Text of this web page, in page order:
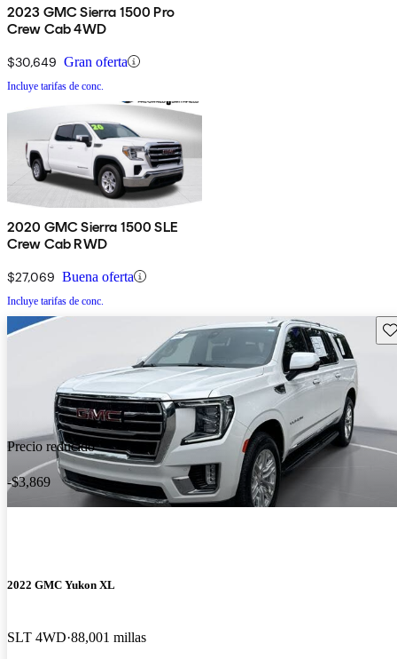
2023 GMC Sierra 1500 Pro
Crew Cab 4WD
$30,649 Gran oferta
Incluye tarifas de conc.
2020 GMC Sierra 1500 SLE
Crew Cab RWD
$27,069 Buena oferta
Incluye tarifas de conc.
Precio reducido
-$3,869
2022 GMC Yukon XL
SLT 4WD 88,001 millas